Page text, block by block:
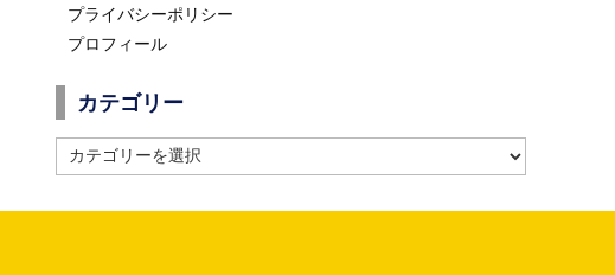
プライバシーポリシー
プロフィール
カテゴリー